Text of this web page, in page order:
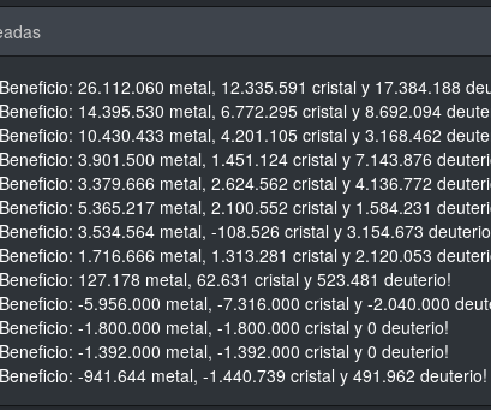
Beneficio: 26.112.060 metal, 12.335.591 cristal y 17.384.188
Beneficio: 14.395.530 metal, 6.772.295 cristal y 8.692.094
Beneficio: 10.430.433 metal, 4.201.105 cristal y 3.168.462
Beneficio: 3.901.500 metal, 1.451.124 cristal y 7.143.876
Beneficio: 3.379.666 metal, 2.624.562 cristal y 4.136.772
Beneficio: 5.365.217 metal, 2.100.552 cristal y 1.584.231
Beneficio: 3.534.564 metal, -108.526 cristal y 3.154.673
Beneficio: 1.716.666 metal, 1.313.281 cristal y 2.120.053
Beneficio: 127.178 metal, 62.631 cristal y 523.481 deuterio!
Beneficio: -5.956.000 metal, -7.316.000 cristal y -2.040.000
Beneficio: -1.800.000 metal, -1.800.000 cristal y 0 deuterio!
Beneficio: -1.392.000 metal, -1.392.000 cristal y 0 deuterio!
Beneficio: -941.644 metal, -1.440.739 cristal y 491.962 deuterio!